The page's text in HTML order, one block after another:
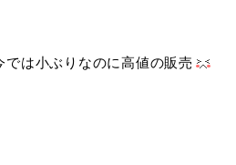
は小ぶりなのに高値の販売